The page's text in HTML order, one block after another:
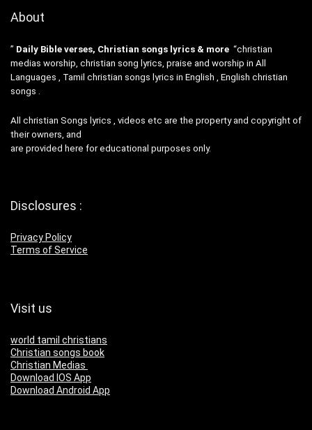
About
” Daily Bible verses, Christian songs lyrics & more “christian
medias worship, christian song lyrics, praise and worship in All
Languages , Tamil christian songs lyrics in English , English christian
songs .
All christian Songs lyrics , videos etc are the property and copyright of
their owners, and
are provided here for educational purposes only.
Disclosures :
Privacy Policy
Terms of Service
Visit us
world tamil christians
Christian songs book
Christian Medias
Download IOS App
Download Android App